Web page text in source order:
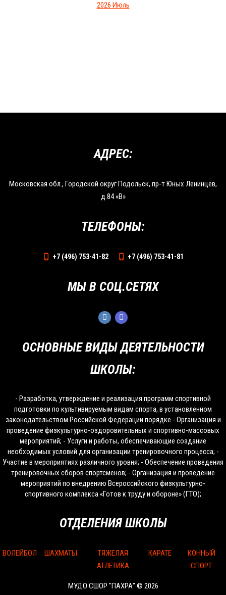
2026 Июль
ОСНОВНЫЕ ВИДЫ ДЕЯТЕЛЬНОСТИ
ШКОЛЫ:
- Разработка, утверждение и реализация программ спортивной
подготовки по культивируемым видам спорта, в установленном
законодательством Российской Федерации порядке.- Организация и
проведение физкультурно-оздоровительных и спортивно-массовых
мероприятий; - Услуги и работы, обеспечивающие создание
необходимых условий для организации тренировочного процесса; -
Участие в мероприятиях различного уровня; - Обеспечение проведения
тренировочных сборов спортсменов; - Организация и проведение
мероприятий по внедрению Всероссийского физкультурно-
спортивного комплекса «Готов к труду и обороне» (ГТО);
ОТДЕЛЕНИЯ ШКОЛЫ
ВОЛЕЙБОЛ ШАХМАТЫ
ТЯЖЕЛАЯ
АТЛЕТИКА
КАРАТЕ
КОННЫЙ
СПОРТ
МУДО СШОР "ПАХРА" © 2026
АДРЕС:
Московская обл., Городской округ Подольск, пр-т Юных Ленинцев,
д.84 «В»
ТЕЛЕФОНЫ:
+7 (496) 753-41-82 +7 (496) 753-41-81
МЫ В СОЦ.СЕТЯХ